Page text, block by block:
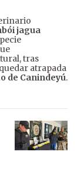
jagua
tras
atrapada
de Canindeyú.